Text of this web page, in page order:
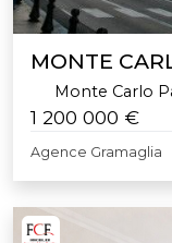
MONTE
Monte Carlo
1 200 000 €
Agence Gramaglia